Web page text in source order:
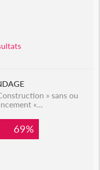
» sans ou
«...
69%